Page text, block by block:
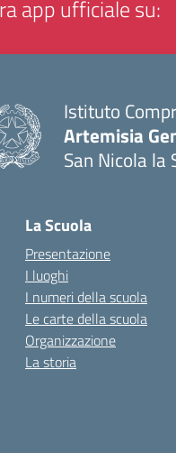
app ufficiale su:
Istituto
Artemisia
San Nicola la
La Scuola
Presentazione
I luoghi
I numeri della scuola
Le carte della scuola
Organizzazione
La storia